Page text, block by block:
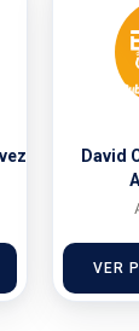
David
VER